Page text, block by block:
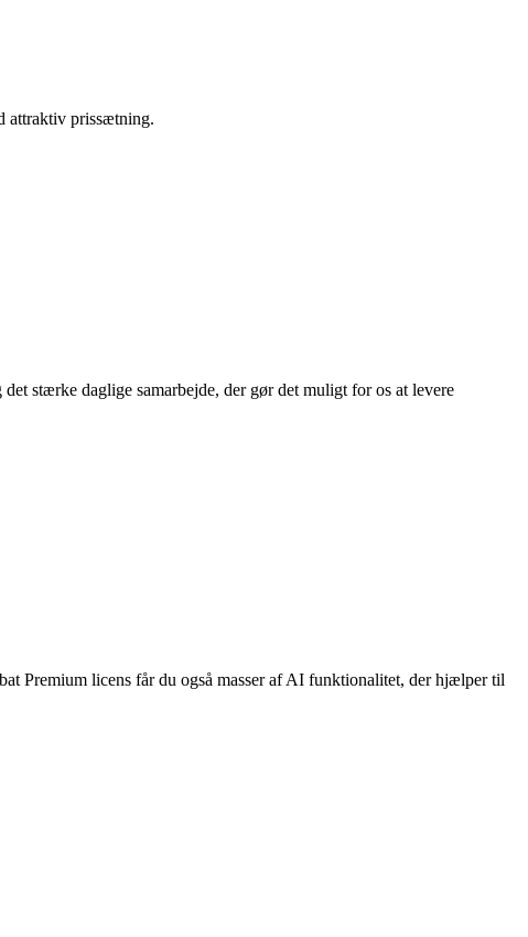
attraktiv prissætning.
stærke daglige samarbejde, der gør det muligt for os at levere
Premium licens får du også masser af AI funktionalitet, der hjælper til